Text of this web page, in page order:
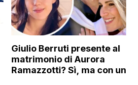
Giulio Berruti presente al
matrimonio di Aurora
Ramazzotti? Sì, ma con un